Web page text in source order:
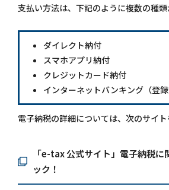
支払い方法は、下記のように複数の種類
ダイレクト納付
スマホアプリ納付
クレジットカード納付
インターネットバンキング（登録
電子納税の詳細については、次のサイト
「e-tax 公式サイト」電子納税に
ック！